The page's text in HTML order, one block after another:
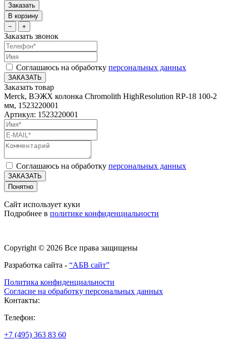
Заказать
В корзину
−
+
Заказать звонок
Соглашаюсь на обработку персональных данных
ЗАКАЗАТЬ
Заказать товар
Merck, ВЭЖХ колонка Chromolith HighResolution RP-18 100-2
мм, 1523220001
Артикул: 1523220001
Соглашаюсь на обработку персональных данных
ЗАКАЗАТЬ
Понятно
Сайт использует куки
Подробнее в политике конфиденциальности
Copyright © 2026 Все права защищены
Разработка сайта - “АБВ сайт”
Политика конфиденциальности
Согласие на обработку персональных данных
Контакты:
Телефон:
+7 (495) 363 83 60